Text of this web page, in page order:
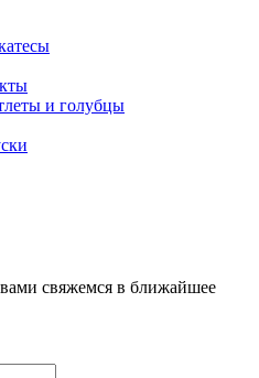
и голубцы
свяжемся в ближайшее